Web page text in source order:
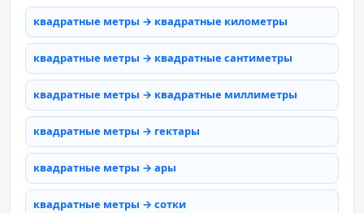
квадратные метры → квадратные километры
квадратные метры → квадратные сантиметры
квадратные метры → квадратные миллиметры
квадратные метры → гектары
квадратные метры → ары
квадратные метры → сотки